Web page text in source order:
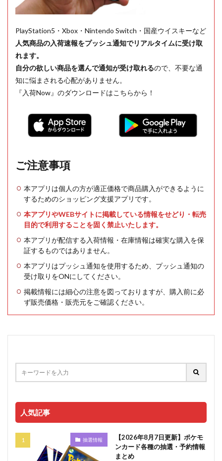
PlayStation5・Xbox・Nintendo Switch・国産ウイスキーなど
人気商品の入荷速報をプッシュ通知でリアルタイムに受け取
れます。
自分の欲しい商品を選んで通知が受け取れるので、不要な通
知に悩まされる心配がありません。
『入荷Now』のダウンロードはこちらから！
ご注意事項
本アプリは個人の方が適正価格で商品購入ができるように
するためのショッピング支援アプリです。
本アプリやWEBサイトに掲載している情報をせどり・転売
目的で利用することを固く禁止いたします。
本アプリが配信する入荷情報・在庫情報は確実な購入を保
証するものではありません。
本アプリはプッシュ通知を使用するため、プッシュ通知の
受け取りをONにしてください。
掲載情報には細心の注意を図っておりますが、購入前に必
ず販売価格・販売元をご確認ください。
人気記事
抽選情報
【2026年8月7日更新】ポケモ
ンカード各種の抽選・予約情報
まとめ